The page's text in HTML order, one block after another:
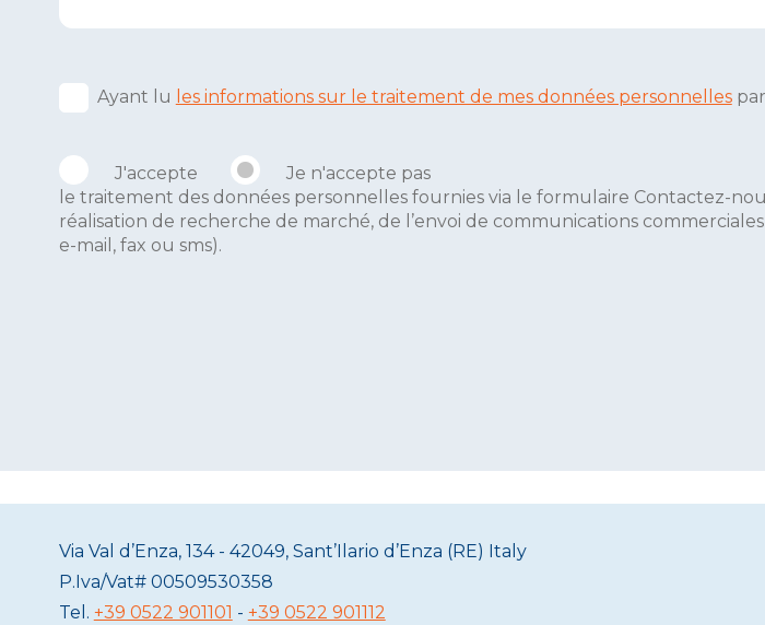
Ayant lu les informations sur le traitement de mes données personnellespar
J'accepte
Je n'accepte pas
le traitement des données personnelles fournies via le formulaire Contactez-
réalisation de recherche de marché, de l’envoi de communications
e-mail, fax ou sms).
Via Val d’Enza, 134 - 42049, Sant’Ilario d’Enza (RE) Italy
P.Iva/Vat#00509530358
Tel. +39 0522 901101 - +39 0522 901112